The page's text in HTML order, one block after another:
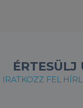
IRATKOZZ FEL